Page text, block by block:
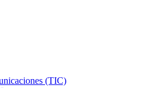
(TIC)